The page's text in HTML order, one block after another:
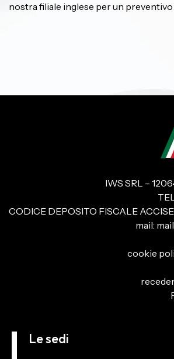
nostra filiale inglese per un
IWS SRL –
CODICE DEPOSITO FISCALE
mail:
cookie
Le sedi